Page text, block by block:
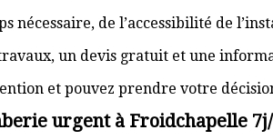
nécessaire, de l’accessibilité de
un devis gratuit et une
et pouvez prendre votre
urgent à Froidchapelle